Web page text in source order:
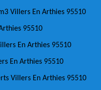
Villers En Arthies 95510
95510
En Arthies 95510
En Arthies 95510
Villers En Arthies 95510